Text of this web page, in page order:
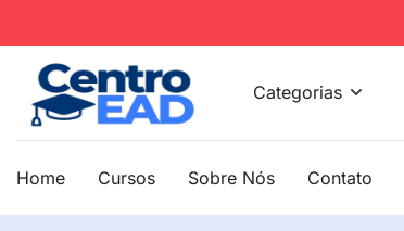
Categorias
Home Cursos Sobre Nós Contato